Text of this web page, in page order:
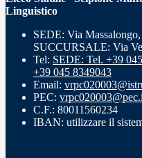
Linguistico
SEDE: Via
SUCCURSALE: Via
Tel: SEDE: Tel. +39
+39 045 8349043
Email:
PEC:
C.F.: 80011560234
IBAN: utilizzare il